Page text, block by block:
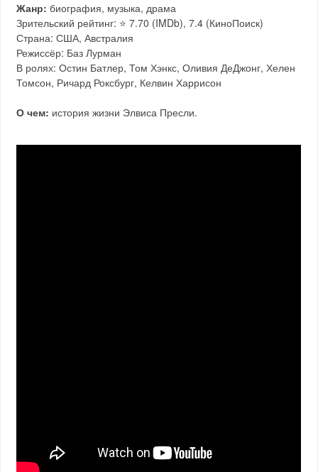
Жанр: биография, музыка, драма
Зрительский рейтинг: ⭐️ 7.70 (IMDb), 7.4 (КиноПоиск)
Страна: США, Австралия
Режиссёр: Баз Лурман
В ролях: Остин Батлер, Том Хэнкс, Оливия ДеДжонг, Хелен
Томсон, Ричард Роксбург, Келвин Харрисон
О чем: история жизни Элвиса Пресли.